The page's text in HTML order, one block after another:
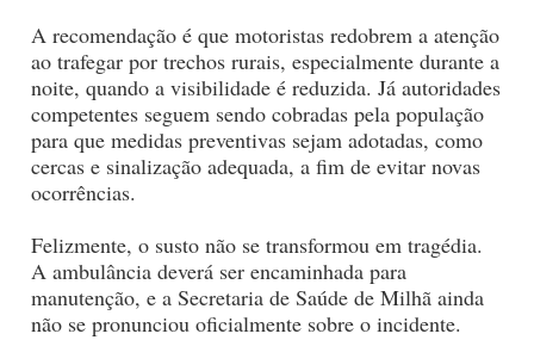
A recomendação é que motoristas redobrem a atenção
ao trafegar por trechos rurais, especialmente durante a
noite, quando a visibilidade é reduzida. Já autoridades
competentes seguem sendo cobradas pela população
para que medidas preventivas sejam adotadas, como
cercas e sinalização adequada, a fim de evitar novas
ocorrências.
Felizmente, o susto não se transformou em tragédia.
A ambulância deverá ser encaminhada para
manutenção, e a Secretaria de Saúde de Milhã ainda
não se pronunciou oficialmente sobre o incidente.